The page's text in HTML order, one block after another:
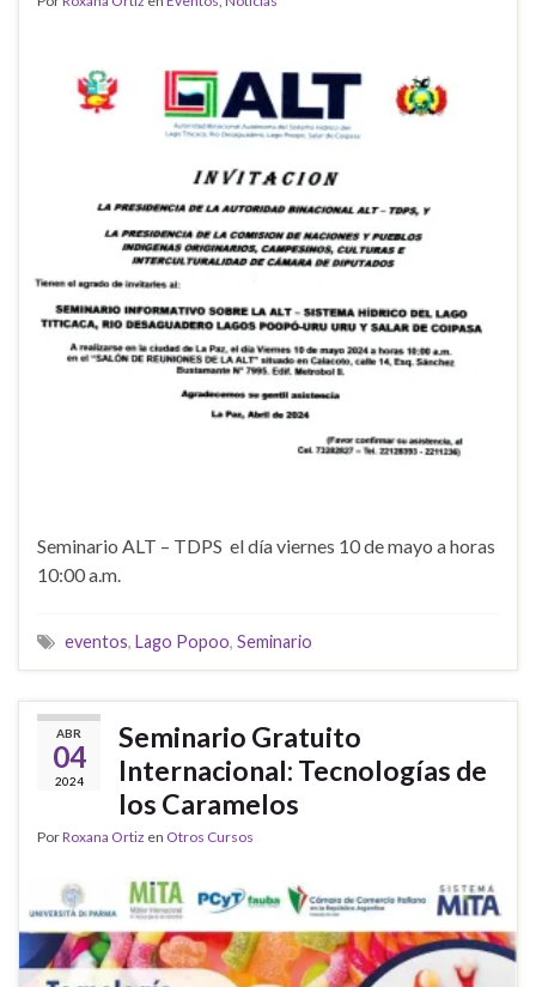
Seminario ALT – TDPS el día viernes 10 de mayo a horas
10:00 a.m.
eventos, Lago Popoo, Seminario
ABR
04
2024
Seminario Gratuito
Internacional: Tecnologías de
los Caramelos
PorRoxana Ortiz en Otros Cursos